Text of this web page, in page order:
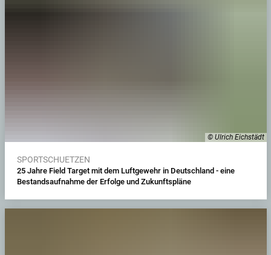
© Ulrich Eichstädt
SPORTSCHUETZEN
25 Jahre Field Target mit dem Luftgewehr in Deutschland - eine
Bestandsaufnahme der Erfolge und Zukunftspläne